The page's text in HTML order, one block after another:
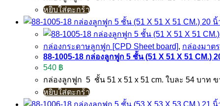
หยิบใส่ตะกร้า
กล่องกระดาษลูกฟูก [CPD Sheet board], กล่องมาต
88-1005-18 กล่องลูกฟูก 5 ชั้น (51 X 51 X 51 CM.)
540 ฿
กล่องลูกฟูก 5 ชั้น 51 x 51 x 51 cm. ใบละ 54 บาท
หยิบใส่ตะกร้า